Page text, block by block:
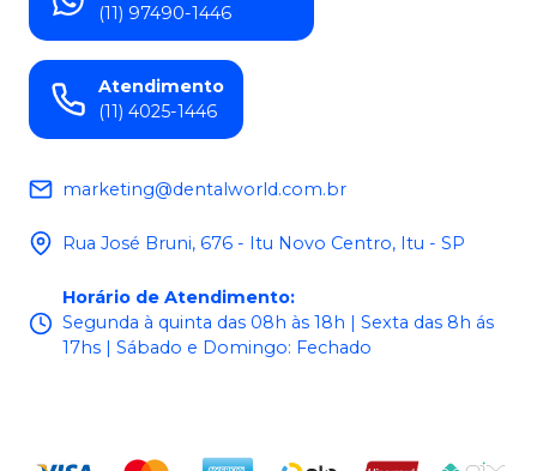
(11) 97490-1446
Atendimento
(11) 4025-1446
marketing@dentalworld.com.br
Rua José Bruni, 676 - Itu Novo Centro, Itu - SP
Horário de Atendimento:
Segunda à quinta das 08h às 18h | Sexta das 8h ás
17hs | Sábado e Domingo: Fechado